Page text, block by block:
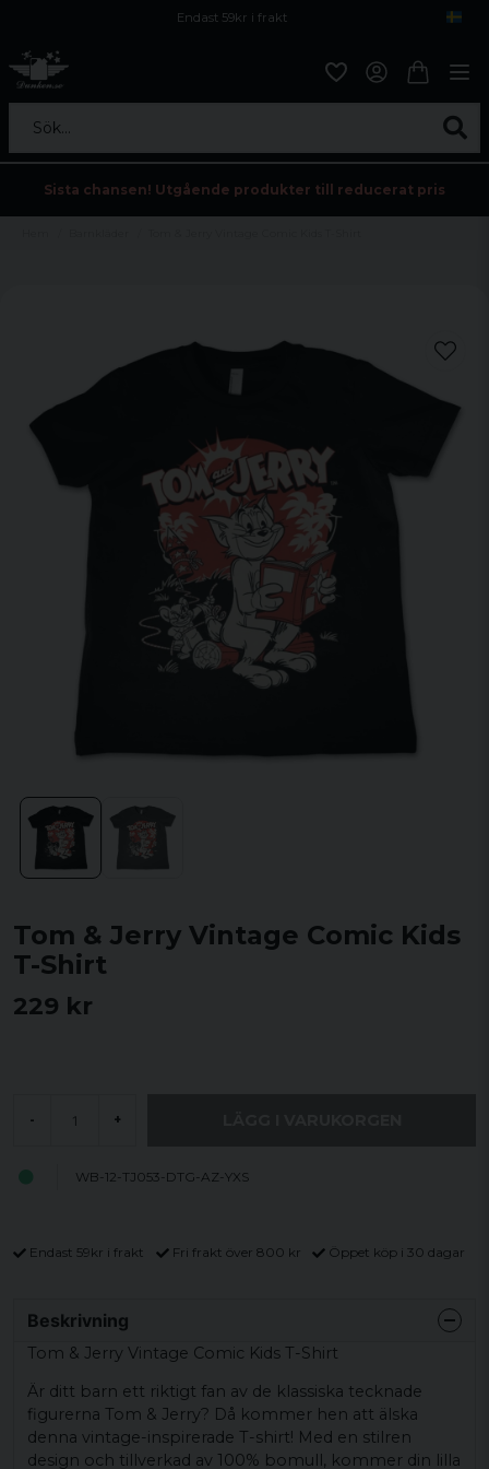
Endast 59kr i frakt
Sök...
Sista chansen! Utgående produkter till reducerat pris
Tom & Jerry Vintage Comic Kids
T-Shirt
229 kr
- +
WB-12-TJ053-DTG-AZ-YXS
Endast 59kr i frakt Fri frakt över 800 kr Öppet köp i 30 dagar
Beskrivning
Tom & Jerry Vintage Comic Kids T-Shirt
Är ditt barn ett riktigt fan av de klassiska tecknade
figurerna Tom & Jerry? Då kommer hen att älska
denna vintage-inspirerade T-shirt! Med en stilren
design och tillverkad av 100% bomull, kommer din lilla